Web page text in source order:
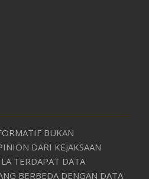
BUKAN
DARI KEJAKSAAN
TERDAPAT DATA
BERBEDA DENGAN DATA